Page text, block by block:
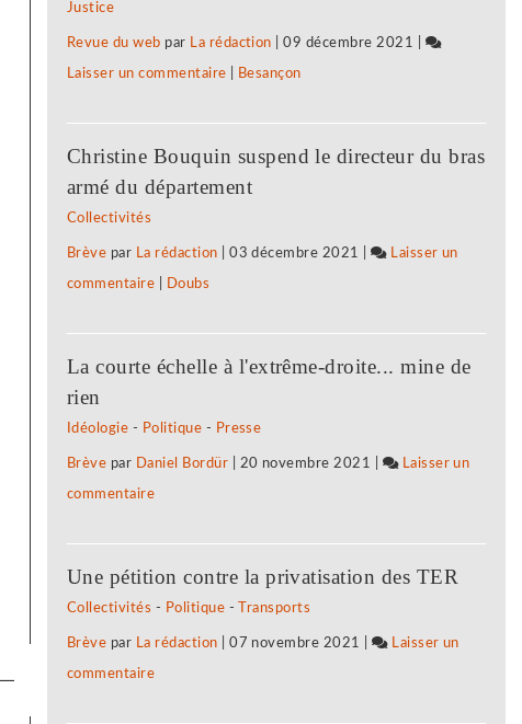
:
des
d’éducation
au
Justice
Revue du web par La rédaction |09 décembre 2021
Laisser un commentaire on
à
l’extrême-
:
au
Besançon
Christine Bouquin suspend le directeur du bras
armé du département
Collectivités
Brève par La rédaction |03 décembre 2021 | Laisser un
commentaire
à
droite
:
montent
Doubs
La courte échelle à l'extrême-droite... mine de
rien
Idéologie - Politique - Presse
Brève par Daniel Bordür 20 novembre 2021 Laisser un
commentaire
à
l’extrême-
droite
Une pétition contre la privatisation des TER
Collectivités - Politique - Transports
Brève par La rédaction |07 novembre 2021 | Laisser un
commentaire